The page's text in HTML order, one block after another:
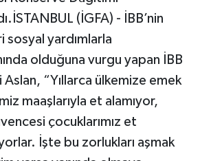
(İGFA) - İBB’nin
sosyal yardımlarla
olduğuna vurgu yapan İBB
Aslan, “Yıllarca ülkemize emek
maaşlarıyla et alamıyor,
çocuklarımız et
İşte bu zorlukları aşmak